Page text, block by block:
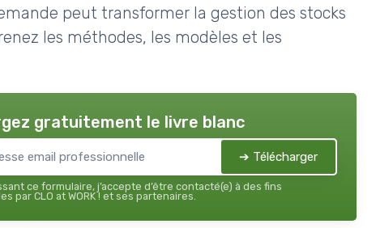
peut transformer la gestion des stocks
les méthodes, les modèles et les
gratuitement le livre blanc
➔ Télécharger
ce formulaire, j’accepte d’être contacté(e) à des fins
par CLO at WORK ! et ses partenaires.